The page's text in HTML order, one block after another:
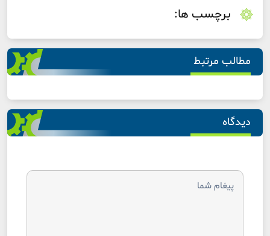
برچسب ها:
مطالب مرتبط
دیدگاه